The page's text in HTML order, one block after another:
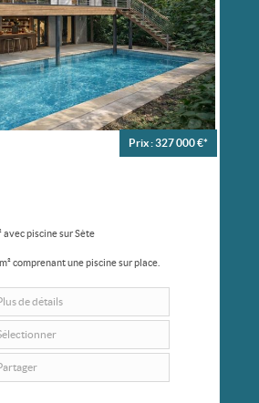
Prix : 327 000 €*
avec piscine sur Sète
comprenant une piscine sur place.
de détails